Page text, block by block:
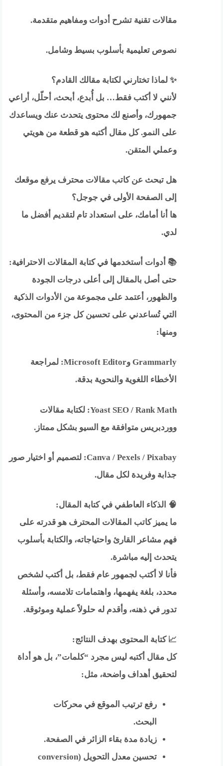
مقالات تقنية تشرح أدوات ومفاهيم متقدمة.
نصوص تعليمية بأسلوب بسيط وشامل.
✨ لماذا تختارني لكتابة مقالك القادم؟
لأنني لا أكتب فقط… بل أُبدع، أبحث، أحلّل، أراعي
جمهورك، وأصنع لك محتوى يتحدث عنك ويساعدك
على النمو. كل مقال أكتبه هو قطعة من هويتي
وعملي المتقن.
هل تبحث عن كاتب مقالات محترف يرفع موقعك
إلى الصفحة الأولى في جوجل؟
ها أنا أمامك، على استعداد تام لتقديم أفضل ما
لدي.
📚 أدوات أستخدمها في كتابة المقالات الاحترافية:
حتى أصل بالمقال إلى أعلى درجات الجودة
والظهور، أعتمد على مجموعة من الأدوات الذكية
التي تُساعدني على تحسين كل جزء من المحتوى،
ومنها:
Grammarly وMicrosoft Editor: لمراجعة
الأخطاء اللغوية والنحوية بدقة.
Yoast SEO / Rank Math: لكتابة مقالات
ووردبريس متوافقة مع السيو بشكل ممتاز.
Canva / Pexels / Pixabay: لتصميم أو اختيار صور
جذابة وفريدة لكل مقال.
🧠 الذكاء العاطفي في كتابة المقال:
ما يميز كاتب المقالات المحترف هو قدرته على
فهم مشاعر القارئ واحتياجاته، والكتابة بأسلوب
يتحدث إليه مباشرة.
فأنا لا أكتب لجمهور عام فقط، بل أكتب لشخص
محدد، بلغة يفهمها، واهتمامات تلامسه، وأسئلة
تدور في ذهنه، وأقدم له حلولاً عملية وموثوقة.
📈 كتابة المحتوى بهدف النتائج:
كل مقال أكتبه ليس مجرد “كلمات”، بل هو أداة
لتحقيق أهداف واضحة، مثل:
رفع ترتيب الموقع في محركات
البحث.
زيادة مدة بقاء الزائر في الصفحة.
تحسين معدل التحويل (conversion